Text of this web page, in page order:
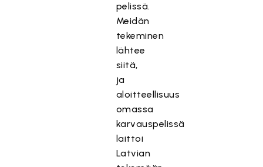
pelissä.
Meidän
tekeminen
lähtee
siitä,
ja
aloitteellisuus
omassa
karvauspelissä
laittoi
Latvian